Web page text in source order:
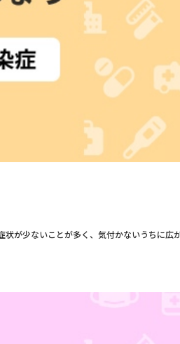
が少ないことが多く、気付かないうちに広